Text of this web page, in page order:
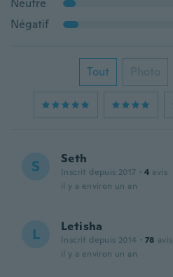
Neutre
Négatif
Tout Photo
S Seth
Inscrit depuis 2017 · 4 avis
il y a environ un an
L Letisha
Inscrit depuis 2014 · 78 avis
il y a environ un an